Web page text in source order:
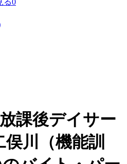
課後デイサー
川（機能訓